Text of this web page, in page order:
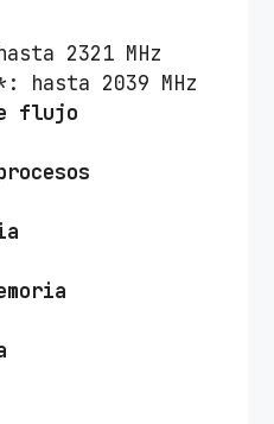
2321 MHz
hasta 2039 MHz
flujo